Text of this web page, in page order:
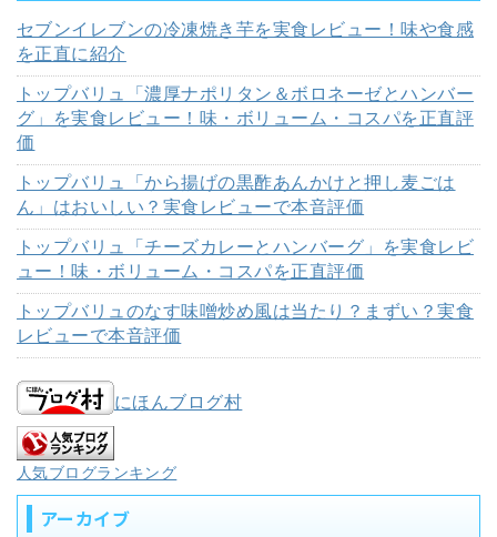
セブンイレブンの冷凍焼き芋を実食レビュー！味や食感
を正直に紹介
トップバリュ「濃厚ナポリタン＆ボロネーゼとハンバー
グ」を実食レビュー！味・ボリューム・コスパを正直評
価
トップバリュ「から揚げの黒酢あんかけと押し麦ごは
ん」はおいしい？実食レビューで本音評価
トップバリュ「チーズカレーとハンバーグ」を実食レビ
ュー！味・ボリューム・コスパを正直評価
トップバリュのなす味噌炒め風は当たり？まずい？実食
レビューで本音評価
にほんブログ村
人気ブログランキング
アーカイブ